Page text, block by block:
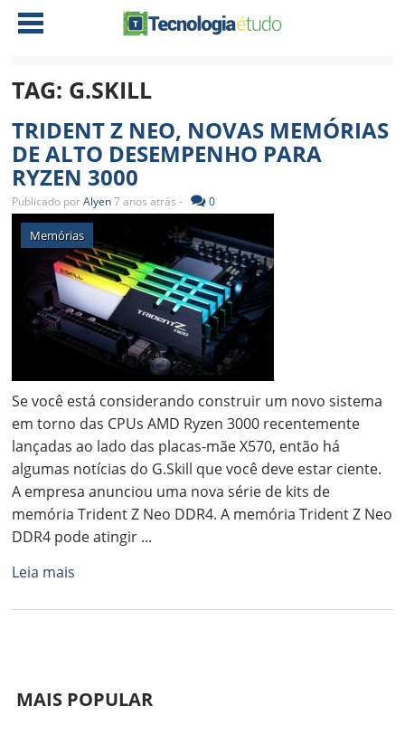
NOTÍCIAS
AMD
INTEL
ATI
NVIDIA
SOFTWARE
NOTEBOOKS
TABLETS
CELULAR
IOS
NOKIA
JOGOS
DOWNLOADS
ANÁLISE
TAG: G.SKILL
TRIDENT Z NEO, NOVAS MEMÓRIAS
DE ALTO DESEMPENHO PARA
RYZEN 3000
Publicado porAlyen 7 anos atrás - 0
Memórias
Se você está considerando construir um novo sistema
em torno das CPUs AMD Ryzen 3000 recentemente
lançadas ao lado das placas-mãe X570, então há
algumas notícias do G.Skill que você deve estar ciente.
A empresa anunciou uma nova série de kits de
memória Trident Z Neo DDR4. A memória Trident Z Neo
DDR4 pode atingir ...
Leia mais
MAIS POPULAR